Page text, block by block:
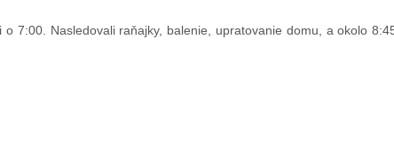
7:00. Nasledovali raňajky, balenie, upratovanie domu, a okolo